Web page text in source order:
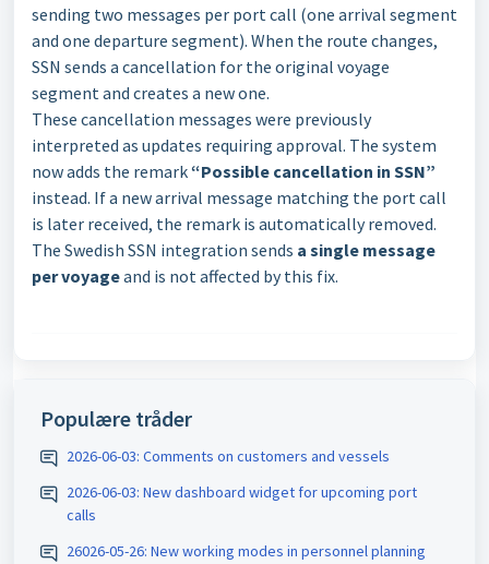
sending two messages per port call (one arrival segment
and one departure segment). When the route changes,
SSN sends a cancellation for the original voyage
segment and creates a new one.
These cancellation messages were previously
interpreted as updates requiring approval. The system
now adds the remark “Possible cancellation in SSN”
instead. If a new arrival message matching the port call
is later received, the remark is automatically removed.
The Swedish SSN integration sends a single message
per voyageand is not affected by this fix.
Populære tråder
2026-06-03: Comments on customers and vessels
2026-06-03: New dashboard widget for upcoming port
calls
26026-05-26: New working modes in personnel planning